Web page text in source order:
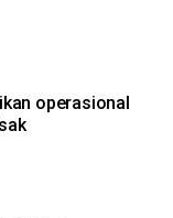
operasional